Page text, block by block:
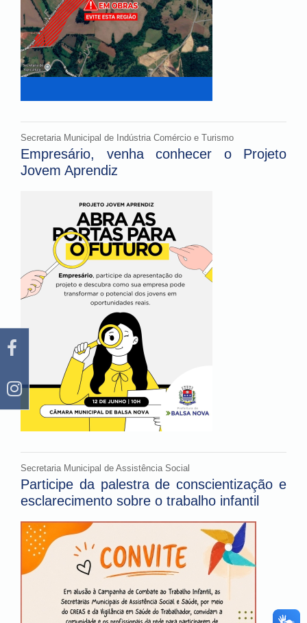
Secretaria Municipal de Indústria Comércio e Turismo
Empresário, venha conhecer o Projeto
Jovem Aprendiz
Secretaria Municipal de Assistência Social
Participe da palestra de conscientização e
esclarecimento sobre o trabalho infantil